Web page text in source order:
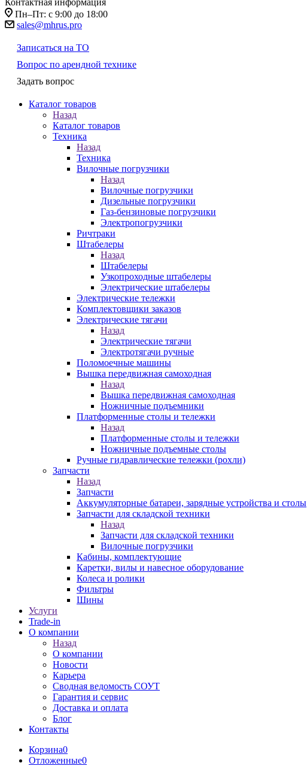
Контактная информация
Пн–Пт: с 9:00 до 18:00
sales@mhrus.pro
Записаться на ТО
Вопрос по арендной технике
Задать вопрос
Каталог товаров
Назад
Каталог товаров
Техника
Назад
Техника
Вилочные погрузчики
Назад
Вилочные погрузчики
Дизельные погрузчики
Газ-бензиновые погрузчики
Электропогрузчики
Ричтраки
Штабелеры
Назад
Штабелеры
Узкопроходные штабелеры
Электрические штабелеры
Электрические тележки
Комплектовщики заказов
Электрические тягачи
Назад
Электрические тягачи
Электротягачи ручные
Поломоечные машины
Вышка передвижная самоходная
Назад
Вышка передвижная самоходная
Ножничные подъемники
Платформенные столы и тележки
Назад
Платформенные столы и тележки
Ножничные подъемные столы
Ручные гидравлические тележки (рохли)
Запчасти
Назад
Запчасти
Аккумуляторные батареи, зарядные устройства и столы
Запчасти для складской техники
Назад
Запчасти для складской техники
Вилочные погрузчики
Кабины, комплектующие
Каретки, вилы и навесное оборудование
Колеса и ролики
Фильтры
Шины
Услуги
Trade-in
О компании
Назад
О компании
Новости
Карьера
Сводная ведомость СОУТ
Гарантия и сервис
Доставка и оплата
Блог
Контакты
Корзина0
Отложенные0